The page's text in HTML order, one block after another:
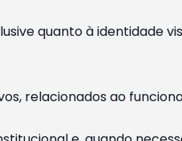
quanto à identidade
relacionados ao